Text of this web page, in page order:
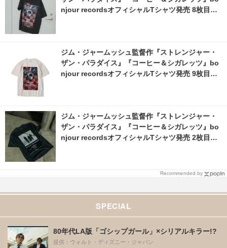
njour recordsオフィシャルTシャツ発売 8枚目の
ジム・ジャームッシュ監督作『ストレンジャー・
ザン・パラダイス』『コーヒー＆シガレッツ』bo
njour recordsオフィシャルTシャツ発売 9枚目の
ジム・ジャームッシュ監督作『ストレンジャー・
ザン・パラダイス』『コーヒー＆シガレッツ』bo
njour recordsオフィシャルTシャツ発売 2枚目の
Recommended by
SPECIAL
80年代LA版「ゴシップガール」×シリアルキラー!?
提供：ウォルト・ディズニー・ジャパン